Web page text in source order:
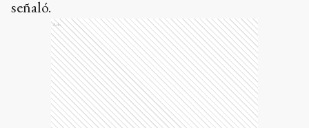
señaló.
Ads